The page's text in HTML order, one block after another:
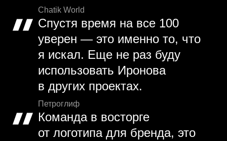
Chatik World
Спустя время на все 100
уверен — это именно то, что
я искал. Еще не раз буду
использовать Иронова
в других проектах.
Петроглиф
Команда в восторге
от логотипа для бренда, это